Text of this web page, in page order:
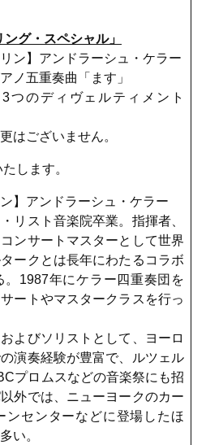
グ・スペシャル」
ン】アンドラーシュ・ケラー
五重奏曲「ます」
のディヴェルティメント
ございません。
します。
】アンドラーシュ・ケラー
リスト音楽院卒業。指揮者、
ンサートマスターとして世界
ークとは長年にわたるコラボ
。1987年にケラー四重奏団を
ートやマスタークラスを行っ
よびソリストとして、ヨーロ
演奏経験が豊富で、ルツェル
プロムスなどの音楽祭にも招
外では、ニューヨークのカー
ンセンターなどに登場したほ
い。